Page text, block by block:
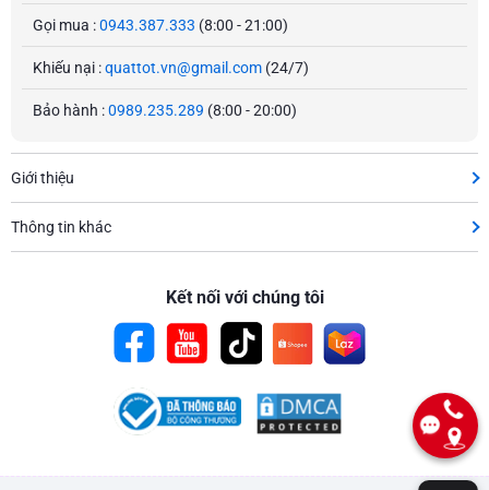
Gọi mua :0943.387.333 (8:00 - 21:00)
Khiếu nại :quattot.vn@gmail.com (24/7)
Bảo hành :0989.235.289 (8:00 - 20:00)
Giới thiệu
Thông tin khác
Kết nối với chúng tôi